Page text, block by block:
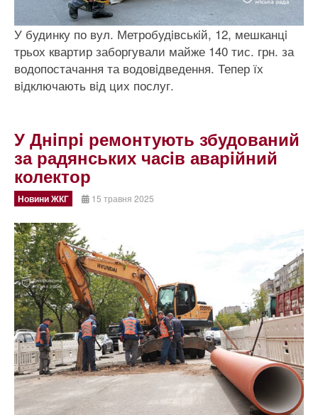
У будинку по вул. Метробудiвськiй, 12, мешканцi
трьох квартир заборгували майже 140 тис. грн. за
водопостачання та водовiдведення. Тепер їх
вiдключають вiд цих послуг.
У Днiпрi ремонтують збудований
за радянських часiв аварiйний
колектор
Новини ЖКГ 15 травня 2025